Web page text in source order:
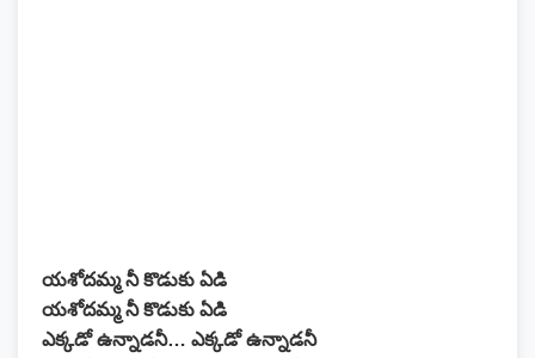
యశోదమ్మ నీ కొడుకు ఏడి
యశోదమ్మ నీ కొడుకు ఏడి
ఎక్కడో ఉన్నాడనీ… ఎక్కడో ఉన్నాడనీ